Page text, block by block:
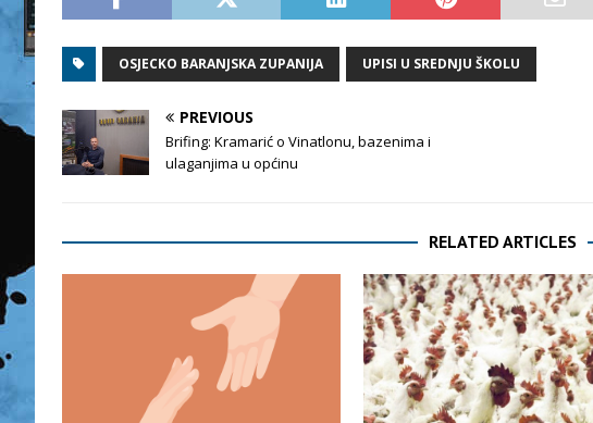
OSJECKO BARANJSKA ZUPANIJA UPISI U SREDNJU ŠKOLU
PREVIOUS
Brifing: Kramarić o Vinatlonu, bazenima i
ulaganjima u općinu
RELATED ARTICLES